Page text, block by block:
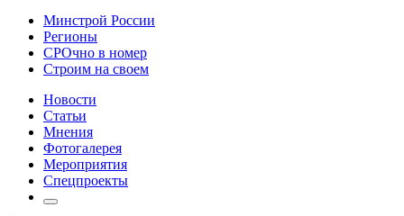
Минстрой России
Регионы
СРОчно в номер
Строим на своем
Новости
Статьи
Мнения
Фотогалерея
Мероприятия
Спецпроекты